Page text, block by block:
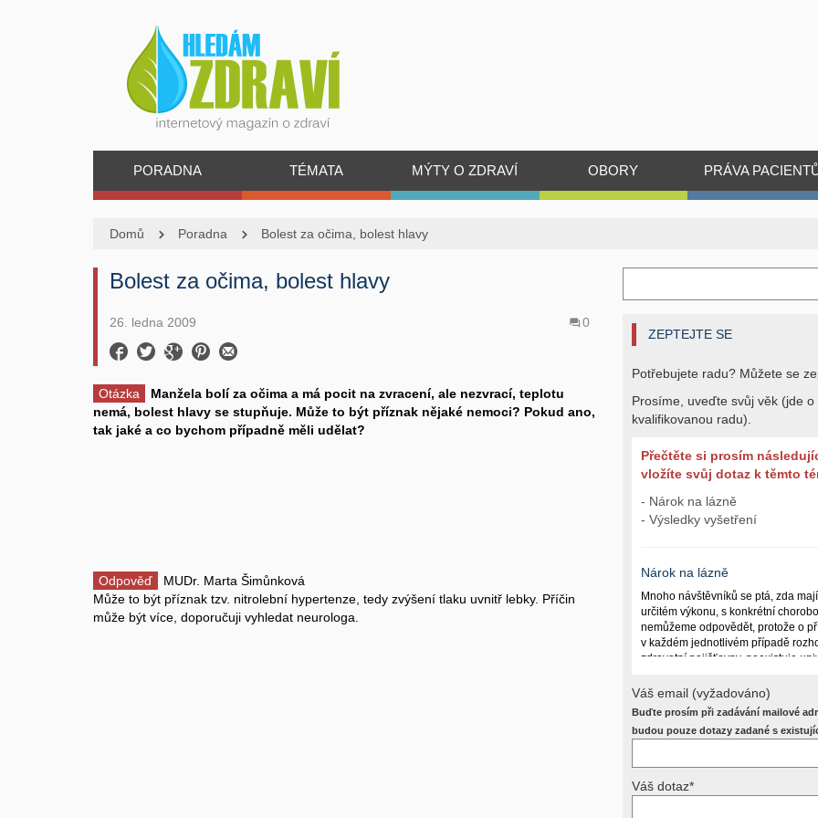
PORADNA TÉMATA MÝTY O ZDRAVÍ OBORY PRÁVA
Domů Poradna Bolest za očima, bolest hlavy
Bolest za očima, bolest hlavy
26. ledna 2009 0
Otázka
Manžela bolí za očima a má pocit na zvracení, ale nezvrací, teplotu
nemá, bolest hlavy se stupňuje. Může to být příznak nějaké nemoci? Pokud ano,
tak jaké a co bychom případně měli udělat?
Odpověď
MUDr. Marta Šimůnková
Může to být příznak tzv. nitrolební hypertenze, tedy zvýšení tlaku uvnitř lebky. Příčin
může být více, doporučuji vyhledat neurologa.
ZEPTEJTE SE
Potřebujete radu? Můžete se
Prosíme, uveďte svůj věk (jde
kvalifikovanou radu).
Přečtěte si prosím
vložíte svůj dotaz k těmto
- Nárok na lázně
- Výsledky vyšetření
Nárok na lázně
Mnoho návštěvníků se ptá, zda mají
určitém výkonu, s konkrétní
nemůžeme odpovědět, protože o
v každém jednotlivém případě
zdravotní pojišťovny, neexistuje
(kuřáctví, inkontinence), funkčním
dalších zdravotních okolnostech.
Požádejte svého ošetřujícího
Váš email (vyžadováno)
Buďte prosím při zadávání mailové
budou pouze dotazy zadané s
Váš dotaz*